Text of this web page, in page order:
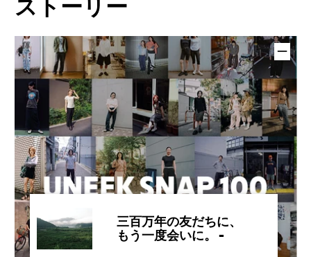
ストーリー
三百万年の友だちに、
もう一度会いに。 -